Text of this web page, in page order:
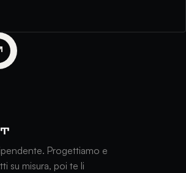
Progettiamo e
su misura, poi te li